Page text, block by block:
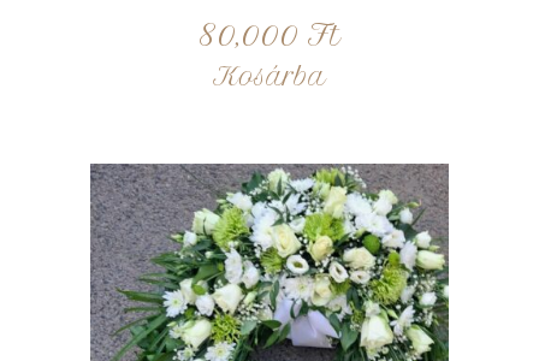
80,000 Ft
Kosárba